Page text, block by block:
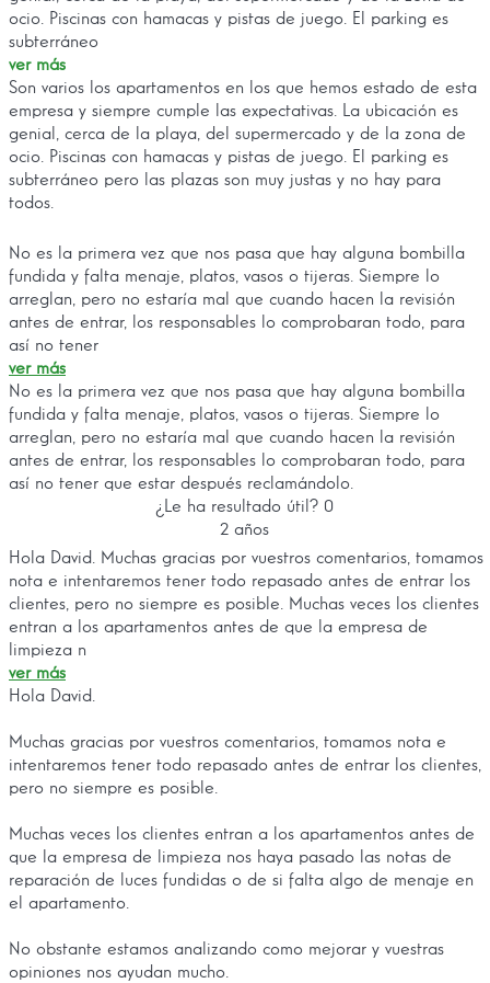
ocio. Piscinas con hamacas y pistas de juego. El parking es
subterráneo
ver más
Son varios los apartamentos en los que hemos estado de esta
empresa y siempre cumple las expectativas. La ubicación es
genial, cerca de la playa, del supermercado y de la zona de
ocio. Piscinas con hamacas y pistas de juego. El parking es
subterráneo pero las plazas son muy justas y no hay para
todos.
No es la primera vez que nos pasa que hay alguna bombilla
fundida y falta menaje, platos, vasos o tijeras. Siempre lo
arreglan, pero no estaría mal que cuando hacen la revisión
antes de entrar, los responsables lo comprobaran todo, para
así no tener
ver más
No es la primera vez que nos pasa que hay alguna bombilla
fundida y falta menaje, platos, vasos o tijeras. Siempre lo
arreglan, pero no estaría mal que cuando hacen la revisión
antes de entrar, los responsables lo comprobaran todo, para
así no tener que estar después reclamándolo.
¿Le ha resultado útil? 0
2 años
Hola David. Muchas gracias por vuestros comentarios, tomamos
nota e intentaremos tener todo repasado antes de entrar los
clientes, pero no siempre es posible. Muchas veces los clientes
entran a los apartamentos antes de que la empresa de
limpieza n
ver más
Hola David.
Muchas gracias por vuestros comentarios, tomamos nota e
intentaremos tener todo repasado antes de entrar los clientes,
pero no siempre es posible.
Muchas veces los clientes entran a los apartamentos antes de
que la empresa de limpieza nos haya pasado las notas de
reparación de luces fundidas o de si falta algo de menaje en
el apartamento.
No obstante estamos analizando como mejorar y vuestras
opiniones nos ayudan mucho.